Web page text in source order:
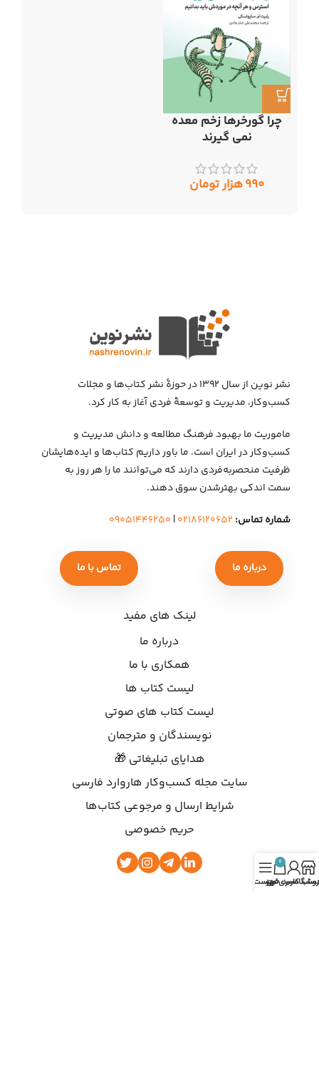
چرا گورخرها زخم معده
نمی گیرند
۹۹۰هزار تومان
نشر نوین از سال ۱۳۹۲ در حوزهٔ نشر کتاب‌ها و مجلات
کسب‌وکار، مدیریت و توسعهٔ فردی آغاز به کار کرد.
ماموریت ما بهبود فرهنگ مطالعه و دانش مدیریت و
کسب‌وکار در ایران است. ما باور داریم کتاب‌ها و ایده‌هایشان
ظرفیت منحصربه‌فردی دارند که می‌توانند ما را هر روز به
سمت اندکی بهتر‌شدن سوق دهند.
شماره تماس: ۰۲۱۸۶۱۲۰۶۵۲| ۰۹۰۵۱۴۴۶۲۵۰
درباره ما تماس با ما
لینک های مفید
درباره ما
همکاری با ما
لیست کتاب ها
لیست کتاب های صوتی
نویسندگان و مترجمان
هدایای تبلیغاتی 🎁
سایت مجله کسب‌وکار هاروارد فارسی
شرایط ارسال و مرجوعی کتاب‌ها
حریم خصوصی
کاربری من
0
سبد خرید
فهرست